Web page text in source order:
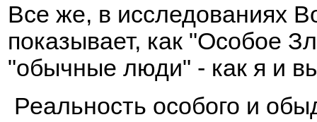
Все же, в исследованиях
показывает, как "Особое
"обычные люди" - как я и
Реальность особого и